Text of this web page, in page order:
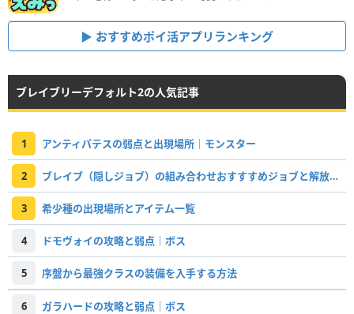
おすすめポイ活アプリランキング
ブレイブリーデフォルト2の人気記事
1 アンティパテスの弱点と出現場所｜モンスター
2 ブレイブ（隠しジョブ）の組み合わせおすすすめジョブと解放条件
3 希少種の出現場所とアイテム一覧
4 ドモヴォイの攻略と弱点｜ボス
5 序盤から最強クラスの装備を入手する方法
6 ガラハードの攻略と弱点｜ボス